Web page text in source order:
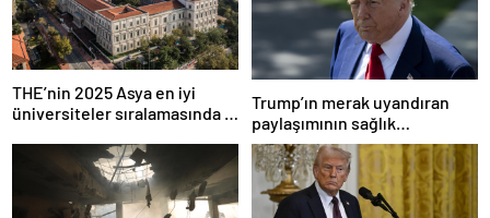
THE’nin 2025 Asya en iyi
üniversiteler sıralamasında 4
Trump’ın merak uyandıran
paylaşımının sağlık
sistemiyle ilgili kararname
olduğu anlaşıldı